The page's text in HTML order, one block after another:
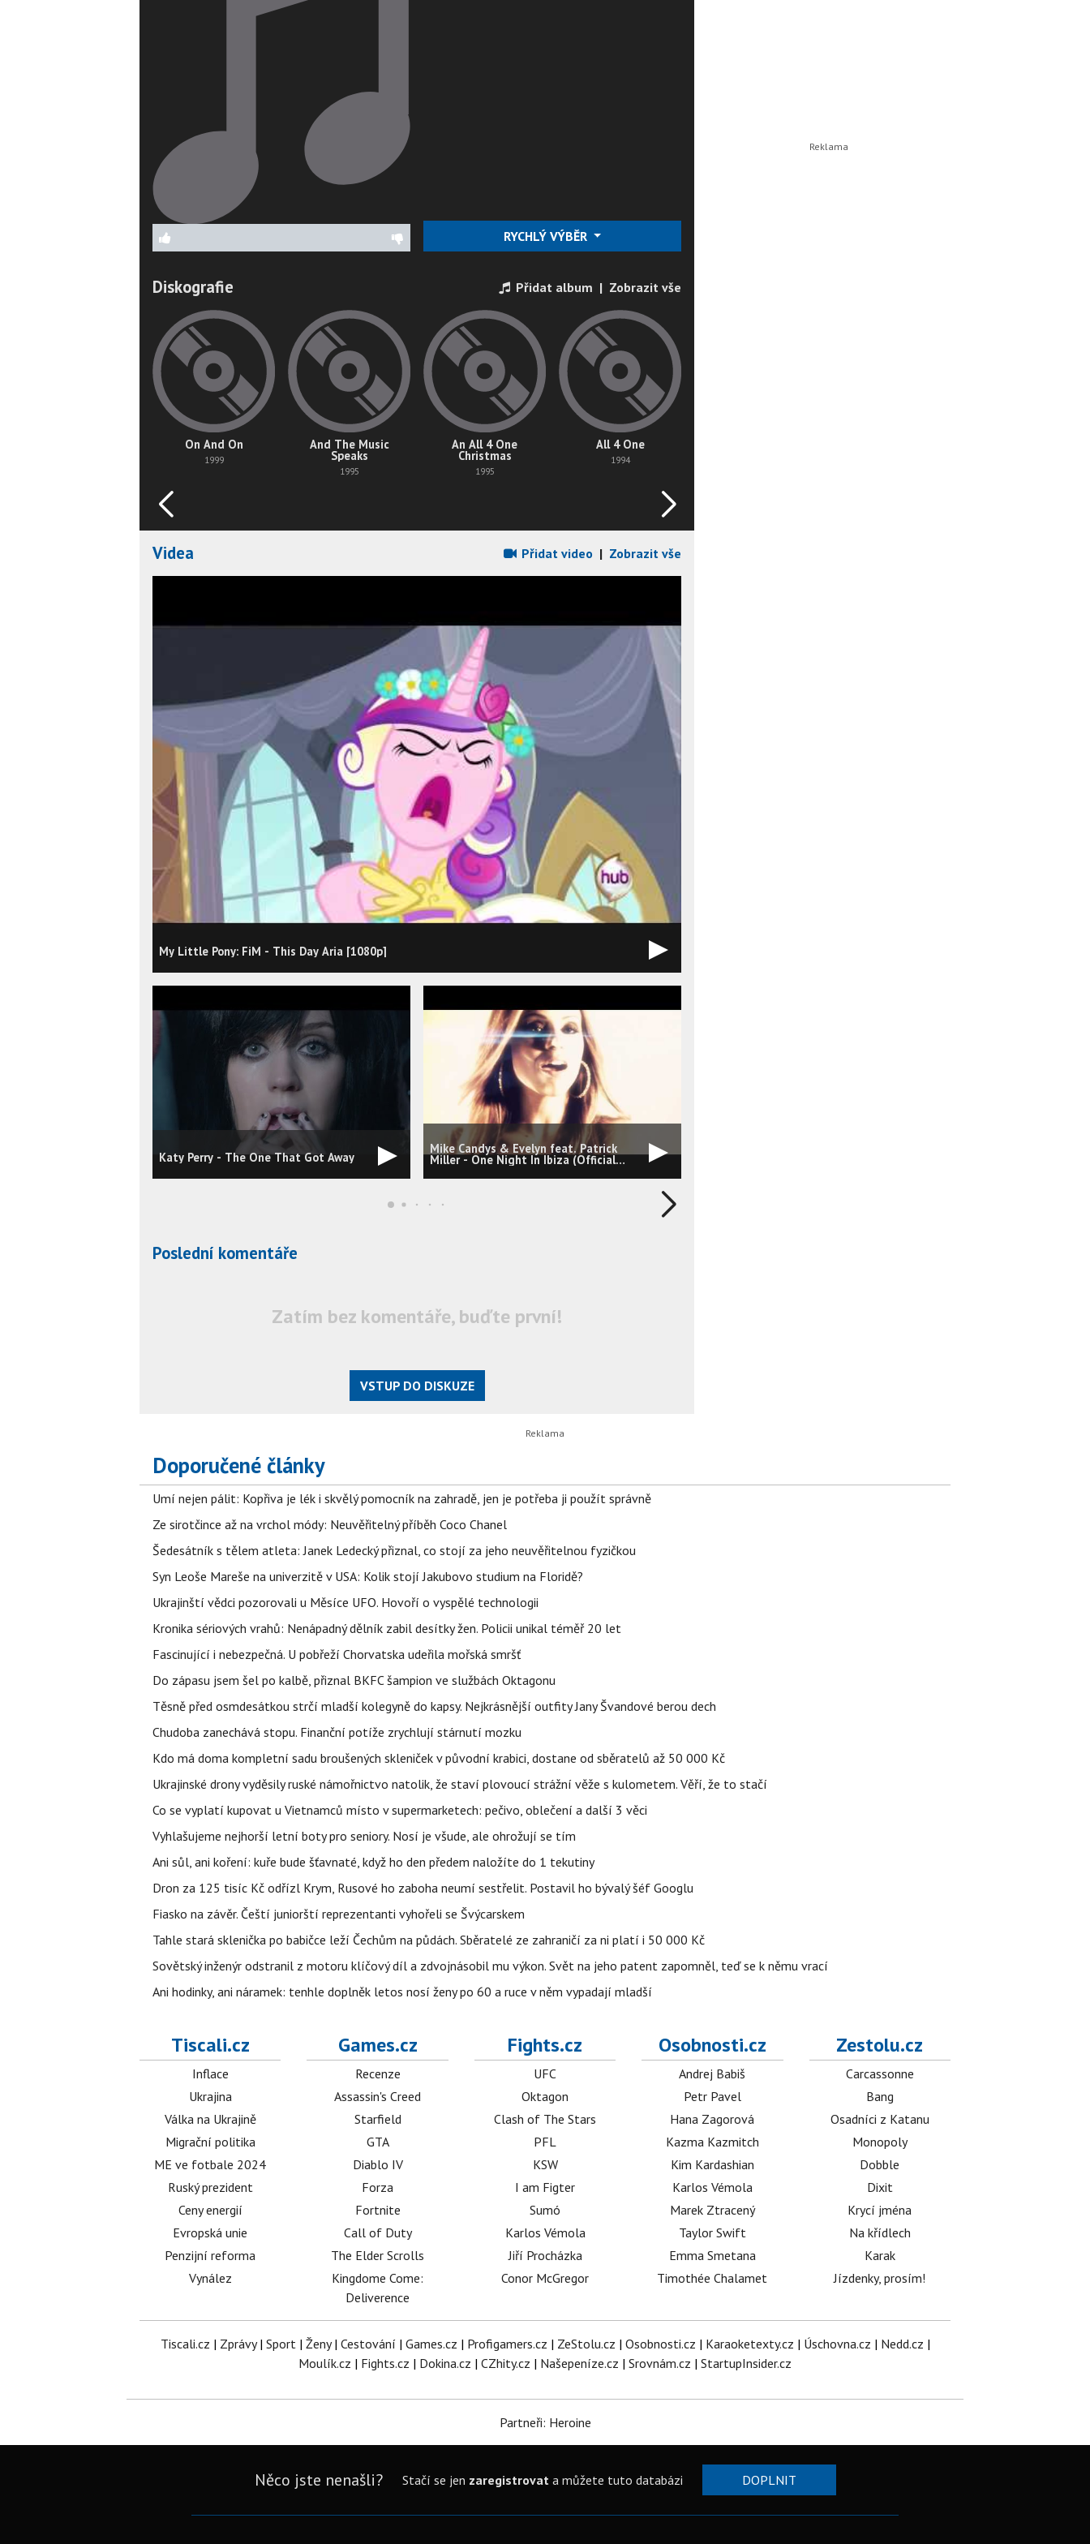
RYCHLÝ VÝBĚR
Diskografie Přidat album | Zobrazit vše
On And On
1999
And The Music
Speaks
1995
An All 4 One
Christmas
1995
All 4 One
1994
Videa Přidat video | Zobrazit vše
My Little Pony: FiM - This Day Aria [1080p]
Katy Perry - The One That Got Away
Mike Candys & Evelyn feat. Patrick
Miller - One Night In Ibiza (Official
Poslední komentáře
Zatím bez komentáře, buďte první!
VSTUP DO DISKUZE
Doporučené články
Umí nejen pálit: Kopřiva je lék i skvělý pomocník na zahradě, jen je potřeba ji použít správně
Ze sirotčince až na vrchol módy: Neuvěřitelný příběh Coco Chanel
Šedesátník s tělem atleta: Janek Ledecký přiznal, co stojí za jeho neuvěřitelnou fyzičkou
Syn Leoše Mareše na univerzitě v USA: Kolik stojí Jakubovo studium na Floridě?
Ukrajinští vědci pozorovali u Měsíce UFO. Hovoří o vyspělé technologii
Kronika sériových vrahů: Nenápadný dělník zabil desítky žen. Policii unikal téměř 20 let
Fascinující i nebezpečná. U pobřeží Chorvatska udeřila mořská smršť
Do zápasu jsem šel po kalbě, přiznal BKFC šampion ve službách Oktagonu
Těsně před osmdesátkou strčí mladší kolegyně do kapsy. Nejkrásnější outfity Jany Švandové berou dech
Chudoba zanechává stopu. Finanční potíže zrychlují stárnutí mozku
Kdo má doma kompletní sadu broušených skleniček v původní krabici, dostane od sběratelů až 50 000 Kč
Ukrajinské drony vyděsily ruské námořnictvo natolik, že staví plovoucí strážní věže s kulometem. Věří, že to stačí
Co se vyplatí kupovat u Vietnamců místo v supermarketech: pečivo, oblečení a další 3 věci
Vyhlašujeme nejhorší letní boty pro seniory. Nosí je všude, ale ohrožují se tím
Ani sůl, ani koření: kuře bude šťavnaté, když ho den předem naložíte do 1 tekutiny
Dron za 125 tisíc Kč odřízl Krym, Rusové ho zaboha neumí sestřelit. Postavil ho bývalý šéf Googlu
Fiasko na závěr. Čeští juniorští reprezentanti vyhořeli se Švýcarskem
Tahle stará sklenička po babičce leží Čechům na půdách. Sběratelé ze zahraničí za ni platí i 50 000 Kč
Sovětský inženýr odstranil z motoru klíčový díl a zdvojnásobil mu výkon. Svět na jeho patent zapomněl, teď se k němu vrací
Ani hodinky, ani náramek: tenhle doplněk letos nosí ženy po 60 a ruce v něm vypadají mladší
Tiscali.cz
Inflace
Ukrajina
Válka na Ukrajině
Migrační politika
ME ve fotbale 2024
Ruský prezident
Ceny energií
Evropská unie
Penzijní reforma
Vynález
Games.cz
Recenze
Assassin's Creed
Starfield
GTA
Diablo IV
Forza
Fortnite
Call of Duty
The Elder Scrolls
Kingdome Come:
Deliverence
Fights.cz
UFC
Oktagon
Clash of The Stars
PFL
KSW
I am Figter
Sumó
Karlos Vémola
Jiří Procházka
Conor McGregor
Osobnosti.cz
Andrej Babiš
Petr Pavel
Hana Zagorová
Kazma Kazmitch
Kim Kardashian
Karlos Vémola
Marek Ztracený
Taylor Swift
Emma Smetana
Timothée Chalamet
Zestolu.cz
Carcassonne
Bang
Osadníci z Katanu
Monopoly
Dobble
Dixit
Krycí jména
Na křídlech
Karak
Jízdenky, prosím!
Tiscali.cz | Zprávy| Sport| Ženy| Cestování | Games.cz | Profigamers.cz | ZeStolu.cz | Osobnosti.cz | Karaoketexty.cz | Úschovna.cz | Nedd.cz |
Moulík.cz | Fights.cz | Dokina.cz | CZhity.cz | Našepeníze.cz | Srovnám.cz | StartupInsider.cz
Partneři: Heroine
Něco jste nenašli? Stačí se jen zaregistrovata můžete tuto databázi DOPLNIT